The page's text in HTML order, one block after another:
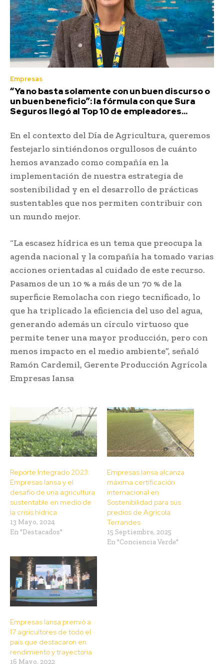
Empresas
“Ya no basta solamente con un buen discurso o
un buen beneficio”: la fórmula con que Sura
Seguros llegó al Top 10 de empleadores...
En el contexto del Día de Agricultura, queremos
festejarlo sintiéndonos orgullosos de cuánto
hemos avanzado como compañía en la
implementación de nuestra estrategia de
sostenibilidad y en el desarrollo de prácticas
sustentables que nos permiten contribuir con
un mundo mejor.
“La escasez hídrica es un tema que preocupa la
agenda nacional y la compañía ha tomado varias
acciones orientadas al cuidado de este recurso.
Pasamos de un 10 % a más de un 70 % de la
superficie Remolacha con riego tecnificado, lo
que ha triplicado la eficiencia del uso del agua,
generando además un círculo virtuoso que
permite tener una mayor producción, pero con
menos impacto en el medio ambiente”, señaló
Ramón Cardemil, Gerente Producción Agrícola
Empresas Iansa
Reporte Integrado 2023:
Empresas Iansa y el
desafío de una agricultura
sustentable en medio de
la crisis hídrica
13 Mayo, 2024
En "Destacados"
Empresas Iansa alcanza
máxima certificación
internacional en
Sostenibilidad para sus
predios de Agrícola
Terrandes
15 Septiembre, 2025
En "Conciencia Verde"
Empresas Iansa premió a
17 agricultores de todo el
país que destacaron en
rendimiento y trayectoria
16 Mayo, 2022